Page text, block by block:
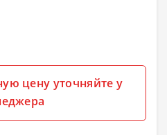
цену уточняйте у